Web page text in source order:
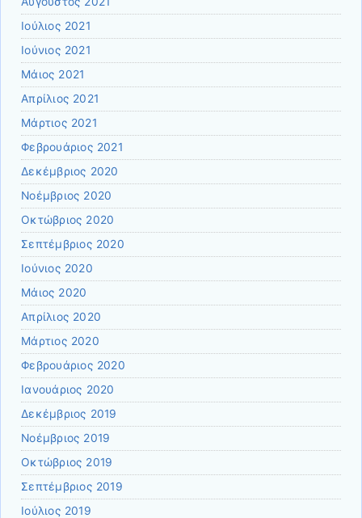
Ιούλιος 2021
Ιούνιος 2021
Μάιος 2021
Απρίλιος 2021
Μάρτιος 2021
Φεβρουάριος 2021
Δεκέμβριος 2020
Νοέμβριος 2020
Οκτώβριος 2020
Σεπτέμβριος 2020
Ιούνιος 2020
Μάιος 2020
Απρίλιος 2020
Μάρτιος 2020
Φεβρουάριος 2020
Ιανουάριος 2020
Δεκέμβριος 2019
Νοέμβριος 2019
Οκτώβριος 2019
Σεπτέμβριος 2019
Ιούλιος 2019